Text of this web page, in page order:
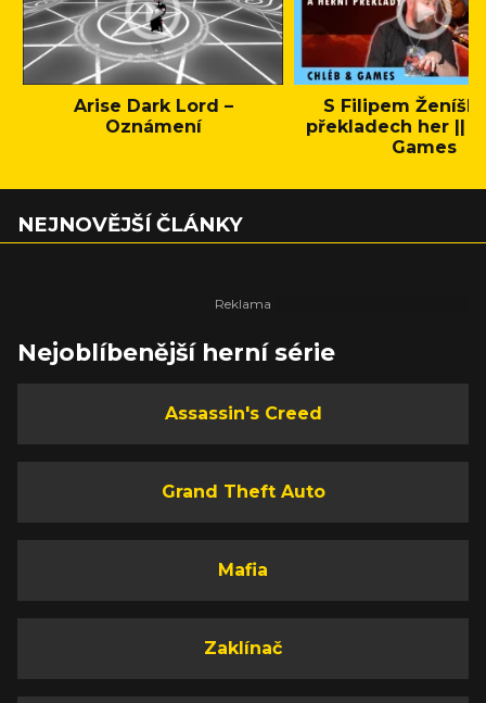
Arise Dark Lord –
Oznámení
S Filipem
překladech her ||
Games
NEJNOVĚJŠÍ ČLÁNKY
Nejoblíbenější herní série
Assassin's Creed
Grand Theft Auto
Mafia
Zaklínač